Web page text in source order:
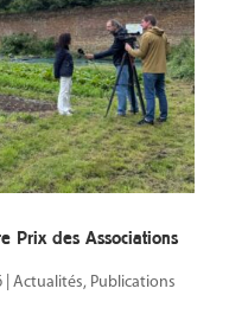
Prix des Associations
| Actualités, Publications